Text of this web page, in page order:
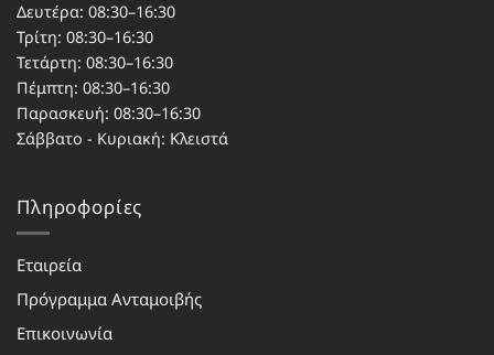
Δευτέρα: 08:30–16:30
Τρίτη: 08:30–16:30
Τετάρτη: 08:30–16:30
Πέμπτη: 08:30–16:30
Παρασκευή: 08:30–16:30
Σάββατο - Κυριακή: Κλειστά
Πληροφορίες
Εταιρεία
Πρόγραμμα Ανταμοιβής
Επικοινωνία